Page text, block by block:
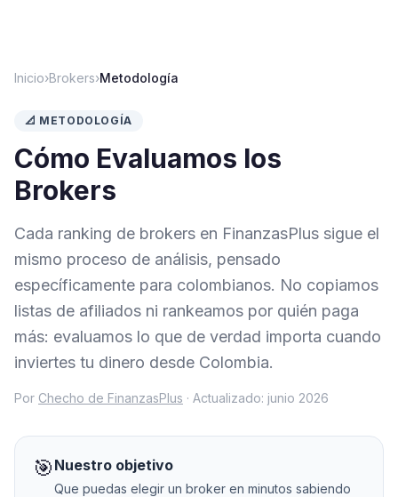
Inicio›Brokers›Metodología
📐 METODOLOGÍA
Cómo Evaluamos los
Brokers
Cada ranking de brokers en FinanzasPlus sigue el
mismo proceso de análisis, pensado
específicamente para colombianos. No copiamos
listas de afiliados ni rankeamos por quién paga
más: evaluamos lo que de verdad importa cuando
inviertes tu dinero desde Colombia.
Por Checho de FinanzasPlus · Actualizado: junio 2026
🎯 Nuestro objetivo
Que puedas elegir un broker en minutos sabiendo